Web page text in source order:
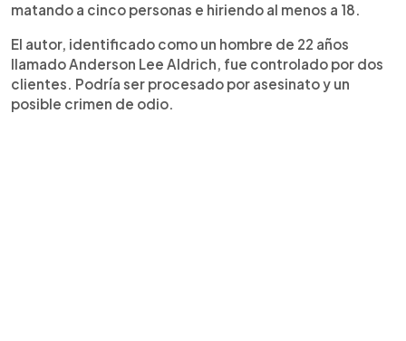
matando a cinco personas e hiriendo al menos a 18.
El autor, identificado como un hombre de 22 años
llamado Anderson Lee Aldrich, fue controlado por dos
clientes. Podría ser procesado por asesinato y un
posible crimen de odio.